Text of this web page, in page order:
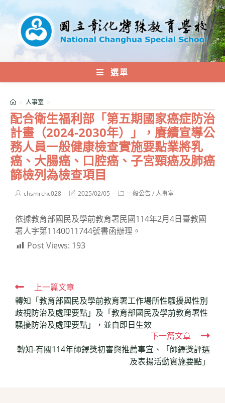
轉
內
選單
配合衛生福利部「第五期國家癌症防治
計畫（2024-2030年）」，賡續宣導公
務人員一般健康檢查實施要點業將乳
癌、大腸癌、口腔癌、子宮頸癌及肺癌
篩檢列為檢查項目
> 人事室 >
Postchsmrchc028
Post2025/02/05
Post一般公告/人事室
依據教育部國民及學前教育署民國114年2月4日臺教國
署人字第1140011744號書函辦理。
Post Views: 193
Read
more
articles
上一篇文章
轉知「教育部國民及學前教育署工作場所性騷擾與性別
歧視防治及處理要點」及「教育部國民及學前教育署性
騷擾防治及處理要點」，並自即日生效
下一篇文章
轉知-有關114年師鐸獎初審與推薦事宜、「師鐸獎評選
及表揚活動實施要點」